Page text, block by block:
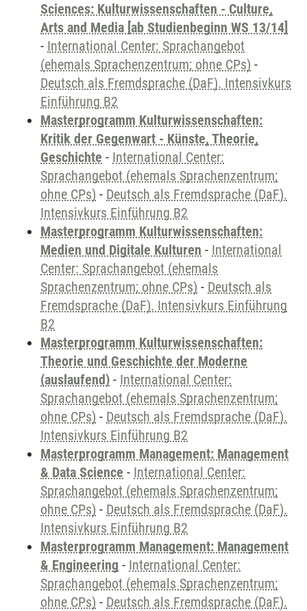
Sciences: Kulturwissenschaften - Culture,
Arts and Media [ab Studienbeginn WS 13/14]
- International Center: Sprachangebot
(ehemals Sprachenzentrum; ohne CPs) -
Deutsch als Fremdsprache (DaF). Intensivkurs
Einführung B2
Masterprogramm Kulturwissenschaften:
Kritik der Gegenwart - Künste, Theorie,
Geschichte - International Center:
Sprachangebot (ehemals Sprachenzentrum;
ohne CPs) - Deutsch als Fremdsprache (DaF).
Intensivkurs Einführung B2
Masterprogramm Kulturwissenschaften:
Medien und Digitale Kulturen - International
Center: Sprachangebot (ehemals
Sprachenzentrum; ohne CPs) - Deutsch als
Fremdsprache (DaF). Intensivkurs Einführung
B2
Masterprogramm Kulturwissenschaften:
Theorie und Geschichte der Moderne
(auslaufend) - International Center:
Sprachangebot (ehemals Sprachenzentrum;
ohne CPs) - Deutsch als Fremdsprache (DaF).
Intensivkurs Einführung B2
Masterprogramm Management: Management
& Data Science - International Center:
Sprachangebot (ehemals Sprachenzentrum;
ohne CPs) - Deutsch als Fremdsprache (DaF).
Intensivkurs Einführung B2
Masterprogramm Management: Management
& Engineering - International Center:
Sprachangebot (ehemals Sprachenzentrum;
ohne CPs) - Deutsch als Fremdsprache (DaF).